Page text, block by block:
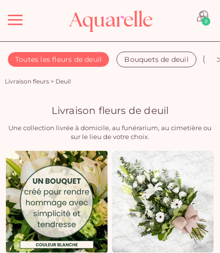
Menu 0
Toutes les fleurs de deuil Bouquets de deuil
Livraison fleurs > Deuil
Livraison fleurs de deuil
Une collection livrée à domicile, au funérarium, au cimetière ou
sur le lieu de votre choix.